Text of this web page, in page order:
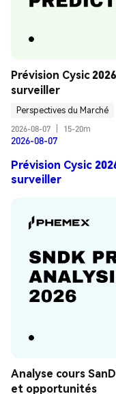
Prévision Cysic
surveiller
Perspectives du Marché
2026-08-07
15-20m
2026-08-07
Prévision Cysic
surveiller
Analyse cours
et opportunités